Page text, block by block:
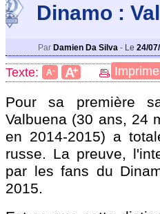
Dinamo :
Par Damien Da Silva - Le 24/
Texte: A- A+
Pour sa première
Valbuena (30 ans, 24
en 2014-2015) a
russe. La preuve,
par les fans du
2015.